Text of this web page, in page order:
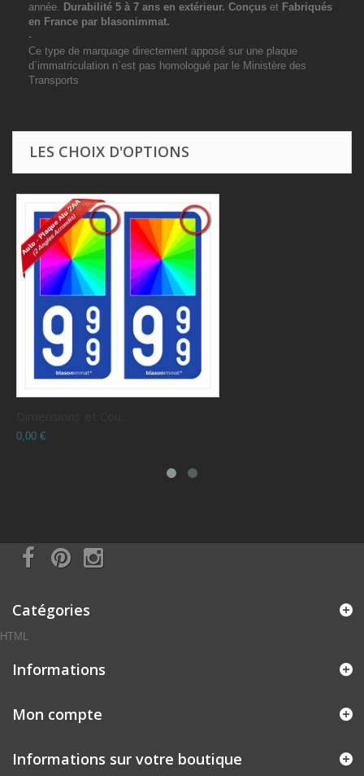
année. Durabilité 5 à 7 ans en extérieur. Conçus et Fabriqués
en France par blasonimmat.
-
Ce type de marquage directement apposé sur une plaque
d`immatriculation n`est pas homologué par le Ministère des
Transports
LES CHOIX D'OPTIONS
0,00 €
Catégories
HTML
Informations
Mon compte
Informations sur votre boutique